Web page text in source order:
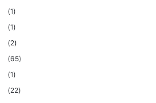
(1)
(1)
(2)
(65)
(1)
(22)